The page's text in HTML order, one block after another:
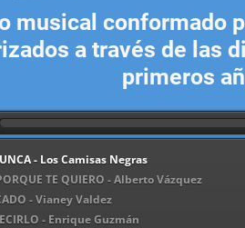
musical conformado
a través de las
primeros
- Los Camisas Negras
TE QUIERO - Alberto Vázquez
- Vianey Valdez
- Enrique Guzmán